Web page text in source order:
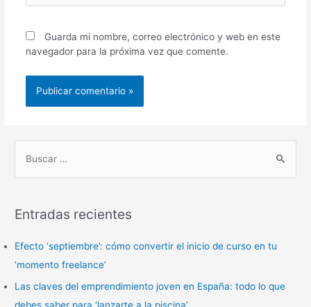
Guarda mi nombre, correo electrónico y web en este
navegador para la próxima vez que comente.
u
c
o
Entradas recientes
Efecto ‘septiembre’: cómo convertir el inicio de curso en tu
‘momento freelance’
Las claves del emprendimiento joven en España: todo lo que
debes saber para ‘lanzarte a la piscina’